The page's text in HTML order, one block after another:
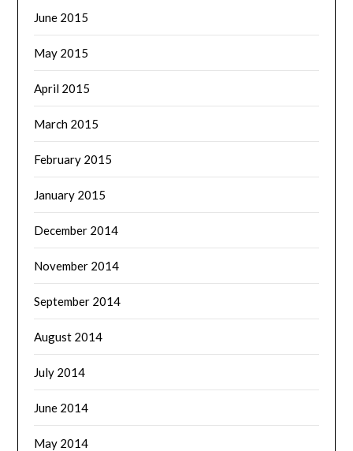
June 2015
May 2015
April 2015
March 2015
February 2015
January 2015
December 2014
November 2014
September 2014
August 2014
July 2014
June 2014
May 2014